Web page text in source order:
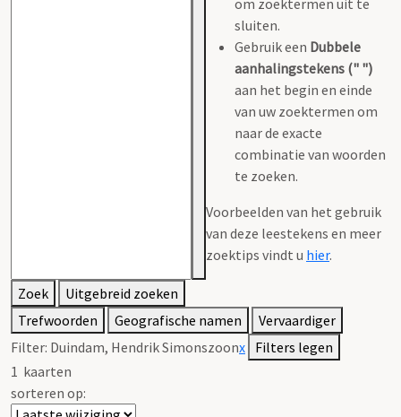
sluiten.
Gebruik een Dubbele
aanhalingstekens (" ")
aan het begin en einde
van uw zoektermen om
naar de exacte
combinatie van woorden
te zoeken.
Voorbeelden van het gebruik
van deze leestekens en meer
zoektips vindt u hier.
Zoek
Uitgebreid zoeken
Trefwoorden
Geografische namen
Vervaardiger
Filter: Duindam, Hendrik Simonszoonx Filters legen
1 kaarten
sorteren op: